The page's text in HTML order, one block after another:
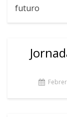
futuro